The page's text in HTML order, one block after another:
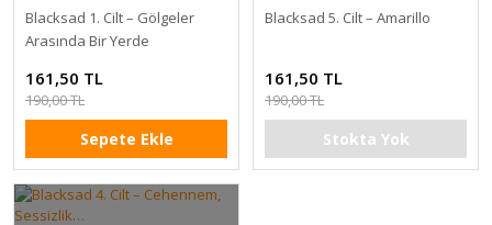
Blacksad 1. Cilt – Gölgeler
Arasında Bir Yerde
161,50 TL
190,00 TL
Sepete Ekle
Blacksad 5. Cilt – Amarillo
161,50 TL
190,00 TL
Stokta Yok